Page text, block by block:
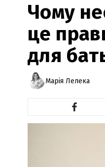
Чому
це
для
Марія Лелека